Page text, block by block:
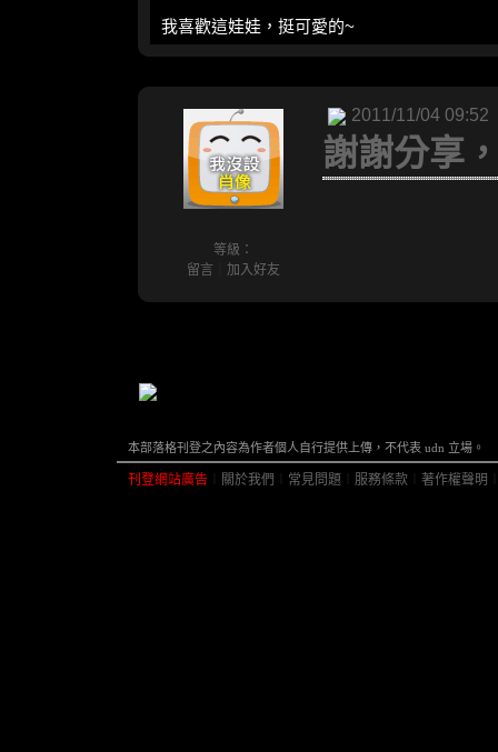
我喜歡這娃娃，挺可愛的~
等級：
留言
加入好友
2011/11/04 09:52
謝謝分享
本部落格刊登之內容為作者個人自行提供上傳，不代表 udn 立場。
刊登網站廣告 關於我們 常見問題 服務條款 著作權聲明